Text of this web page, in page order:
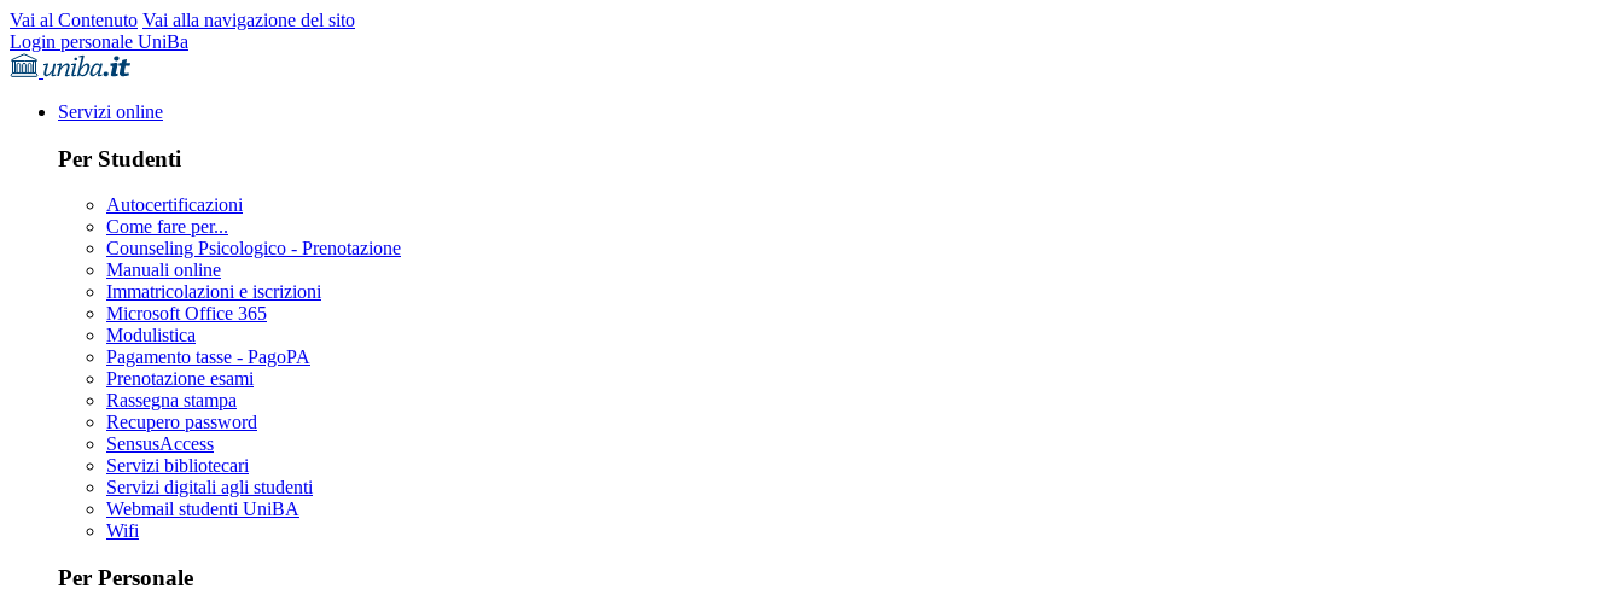
Vai al Contenuto Vai alla navigazione del sito
Login personale UniBa
Servizi online
Per Studenti
Autocertificazioni
Come fare per...
Counseling Psicologico - Prenotazione
Manuali online
Immatricolazioni e iscrizioni
Microsoft Office 365
Modulistica
Pagamento tasse - PagoPA
Prenotazione esami
Rassegna stampa
Recupero password
SensusAccess
Servizi bibliotecari
Servizi digitali agli studenti
Webmail studenti UniBA
Wifi
Per Personale